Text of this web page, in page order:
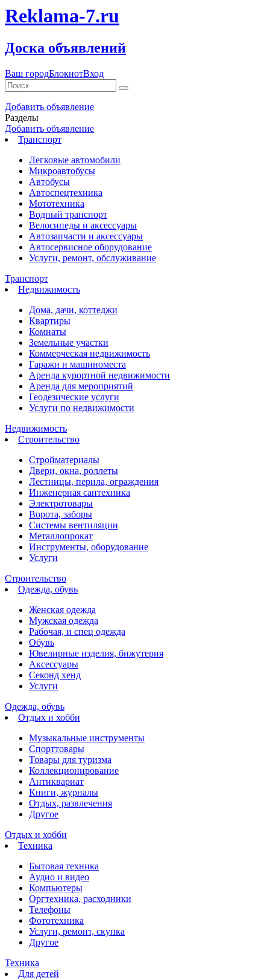
Reklama-7.ru
Доска объявлений
Ваш городБлокнотВход
Добавить объявление
Разделы
Добавить объявление
Транспорт
Легковые автомобили
Микроавтобусы
Автобусы
Автоспецтехника
Мототехника
Водный транспорт
Велосипеды и аксессуары
Автозапчасти и аксессуары
Автосервисное оборудование
Услуги, ремонт, обслуживание
Транспорт
Недвижимость
Дома, дачи, коттеджи
Квартиры
Комнаты
Земельные участки
Коммерческая недвижимость
Гаражи и машиноместа
Аренда курортной недвижимости
Аренда для мероприятий
Геодезические услуги
Услуги по недвижимости
Недвижимость
Строительство
Стройматериалы
Двери, окна, роллеты
Лестницы, перила, ограждения
Инженерная сантехника
Электротовары
Ворота, заборы
Системы вентиляции
Металлопрокат
Инструменты, оборудование
Услуги
Строительство
Одежда, обувь
Женская одежда
Мужская одежда
Рабочая, и спец одежда
Обувь
Ювелирные изделия, бижутерия
Аксессуары
Секонд хенд
Услуги
Одежда, обувь
Отдых и хобби
Музыкальные инструменты
Спорттовары
Товары для туризма
Коллекционирование
Антиквариат
Книги, журналы
Отдых, развлечения
Другое
Отдых и хобби
Техника
Бытовая техника
Аудио и видео
Компьютеры
Оргтехника, расходники
Телефоны
Фототехника
Услуги, ремонт, скупка
Другое
Техника
Для детей